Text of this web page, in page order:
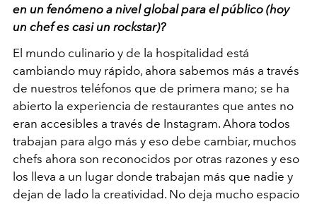
en un fenómeno a nivel global para el público (hoy
un chef es casi un rockstar)?
El mundo culinario y de la hospitalidad está
cambiando muy rápido, ahora sabemos más a través
de nuestros teléfonos que de primera mano; se ha
abierto la experiencia de restaurantes que antes no
eran accesibles a través de Instagram. Ahora todos
trabajan para algo más y eso debe cambiar, muchos
chefs ahora son reconocidos por otras razones y eso
los lleva a un lugar donde trabajan más que nadie y
dejan de lado la creatividad. No deja mucho espacio